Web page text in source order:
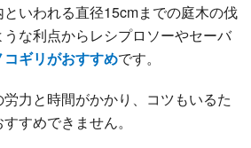
いわれる直径15cmまでの庭木の伐
な利点からレシプロソーやセーバ
コギリがおすすめです。
力と時間がかかり、コツもいるた
すめできません。